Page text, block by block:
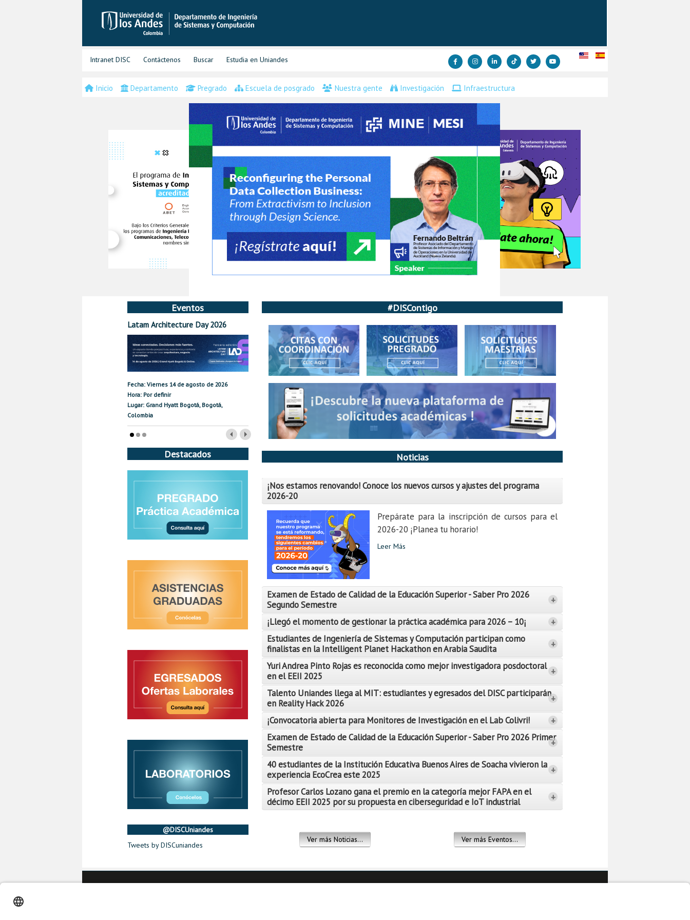
Intranet DISC Contáctenos Buscar Estudia en Uniandes
Inicio Departamento Pregrado Escuela de posgrado Nuestra gente Investigación Infraestructura
Eventos
Latam Architecture Day 2026
Fecha: Viernes 14 de agosto de 2026
Hora: Por definir
Lugar: Grand Hyatt Bogotá, Bogotá,
Colombia
Destacados
@DISCUniandes
Tweets by DISCuniandes
#DISContigo
Noticias
¡Nos estamos renovando! Conoce los nuevos cursos y ajustes del programa
2026-20
Prepárate para la inscripción de cursos para el
2026-20 ¡Planea tu horario!
Leer Más
Examen de Estado de Calidad de la Educación Superior - Saber Pro 2026
Segundo Semestre
+
Leer Más
¡Llegó el momento de gestionar la práctica académica para 2026 – 10¡ +
Leer Más
Estudiantes de Ingeniería de Sistemas y Computación participan como
finalistas en la Intelligent Planet Hackathon en Arabia Saudita
+
Leer Más
Yuri Andrea Pinto Rojas es reconocida como mejor investigadora posdoctoral
en el EEII 2025
+
Leer Más
Talento Uniandes llega al MIT: estudiantes y egresados del DISC participarán
en Reality Hack 2026
+
¡Convocatoria abierta para Monitores de Investigación en el Lab Colivri! +
Leer Más
Examen de Estado de Calidad de la Educación Superior - Saber Pro 2026 Primer
Semestre
+
40 estudiantes de la Institución Educativa Buenos Aires de Soacha vivieron la
experiencia EcoCrea este 2025
+
Profesor Carlos Lozano gana el premio en la categoría mejor FAPA en el
décimo EEII 2025 por su propuesta en ciberseguridad e IoT industrial
+
Ver más Noticias... Ver más Eventos...